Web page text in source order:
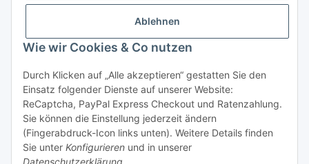
Ablehnen
Wie wir Cookies & Co nutzen
Durch Klicken auf „Alle akzeptieren“ gestatten Sie den
Einsatz folgender Dienste auf unserer Website:
ReCaptcha, PayPal Express Checkout und Ratenzahlung.
Sie können die Einstellung jederzeit ändern
(Fingerabdruck-Icon links unten). Weitere Details finden
Sie unter Konfigurieren und in unserer
Datenschutzerklärung
Service
Vertrag widerrufen